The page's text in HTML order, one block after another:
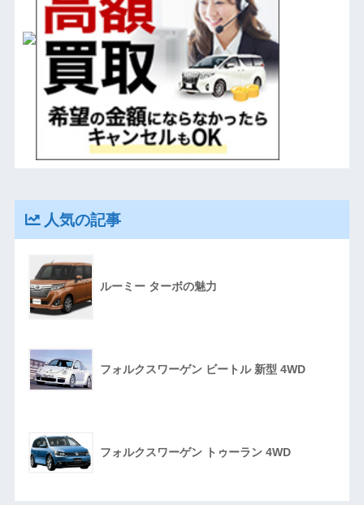
人気の記事
ルーミー ターボの魅力
フォルクスワーゲン ビートル 新型 4WD
フォルクスワーゲン トゥーラン 4WD